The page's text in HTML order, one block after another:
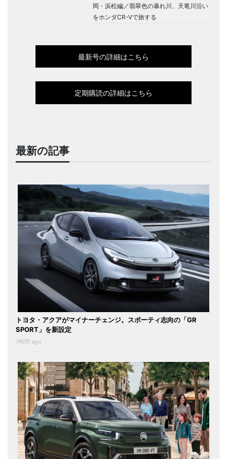
岡・浜松編／翡翠色の暴れ川、天竜川沿い
をホンダCR-Vで旅する
最新号の詳細はこちら
定期購読の詳細はこちら
最新の記事
トヨタ・アクアがマイナーチェンジ。スポーティ志向の「GR
SPORT」を新設定
7時間 ago